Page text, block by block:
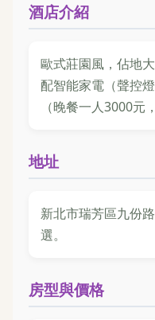
酒店介紹
歐式莊園風，佔地
配智能家電（聲控
（晚餐一人3000元
地址
新北市瑞芳區九份
選。
房型與價格